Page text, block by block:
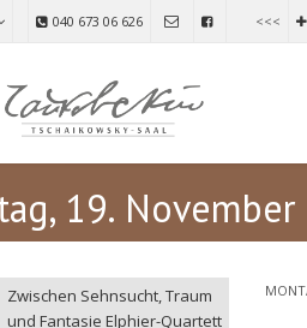
040 673 06 626 <<<
19.
Zwischen Sehnsucht, Traum
und Fantasie Elphier-Quartett